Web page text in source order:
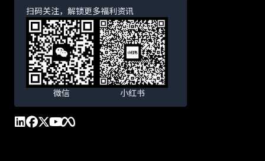
扫码关注，解锁更多福利资讯
微信 小红书